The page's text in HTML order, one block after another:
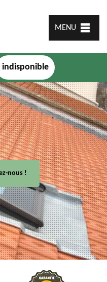
MENU
indisponible
nous !